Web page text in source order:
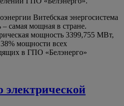
Витебская энергосистема
самая мощная в стране.
мощность 3399,755 МВт,
38% мощности всех
в ГПО «Белэнерго»
электрической